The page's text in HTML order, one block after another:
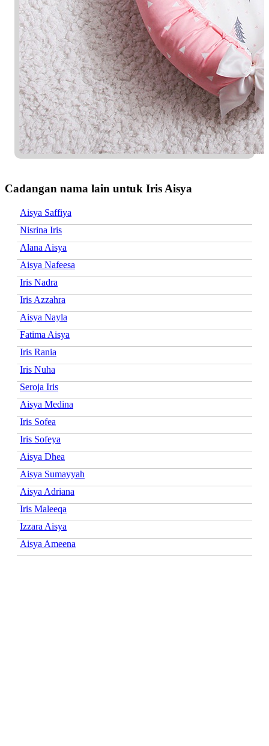
Cadangan nama lain untuk Iris Aisya
Aisya Saffiya
Nisrina Iris
Alana Aisya
Aisya Nafeesa
Iris Nadra
Iris Azzahra
Aisya Nayla
Fatima Aisya
Iris Rania
Iris Nuha
Seroja Iris
Aisya Medina
Iris Sofea
Iris Sofeya
Aisya Dhea
Aisya Sumayyah
Aisya Adriana
Iris Maleeqa
Izzara Aisya
Aisya Ameena